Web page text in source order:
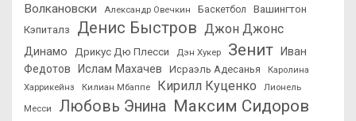
Волкановски
Александр Овечкин Баскетбол
Вашингтон
Кэпиталз
Денис Быстров Джон Джонс
Динамо Дрикус Дю Плесси Дэн Хукер Зенит
Иван
Федотов
Ислам Махачев Исраэль Адесанья
Каролина
Харрикейнз
Килиан Мбаппе Кирилл Куценко
Лионель
Месси
Любовь Энина Максим Сидоров